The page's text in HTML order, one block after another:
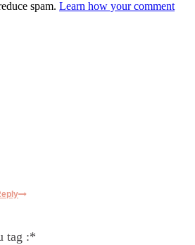
spam. Learn how your comment
tag :*